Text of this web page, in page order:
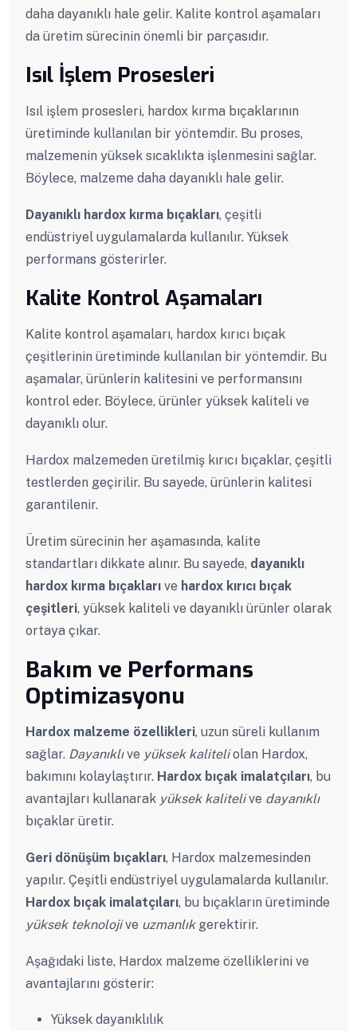
daha dayanıklı hale gelir. Kalite kontrol aşamaları
da üretim sürecinin önemli bir parçasıdır.
Isıl İşlem Prosesleri
Isıl işlem prosesleri, hardox kırma bıçaklarının
üretiminde kullanılan bir yöntemdir. Bu proses,
malzemenin yüksek sıcaklıkta işlenmesini sağlar.
Böylece, malzeme daha dayanıklı hale gelir.
Dayanıklı hardox kırma bıçakları, çeşitli
endüstriyel uygulamalarda kullanılır. Yüksek
performans gösterirler.
Kalite Kontrol Aşamaları
Kalite kontrol aşamaları, hardox kırıcı bıçak
çeşitlerinin üretiminde kullanılan bir yöntemdir. Bu
aşamalar, ürünlerin kalitesini ve performansını
kontrol eder. Böylece, ürünler yüksek kaliteli ve
dayanıklı olur.
Hardox malzemeden üretilmiş kırıcı bıçaklar, çeşitli
testlerden geçirilir. Bu sayede, ürünlerin kalitesi
garantilenir.
Üretim sürecinin her aşamasında, kalite
standartları dikkate alınır. Bu sayede, dayanıklı
hardox kırma bıçakları ve hardox kırıcı bıçak
çeşitleri, yüksek kaliteli ve dayanıklı ürünler olarak
ortaya çıkar.
Bakım ve Performans
Optimizasyonu
Hardox malzeme özellikleri, uzun süreli kullanım
sağlar. Dayanıklıve yüksek kaliteliolan Hardox,
bakımını kolaylaştırır. Hardox bıçak imalatçıları, bu
avantajları kullanarak yüksek kalitelive dayanıklı
bıçaklar üretir.
Geri dönüşüm bıçakları, Hardox malzemesinden
yapılır. Çeşitli endüstriyel uygulamalarda kullanılır.
Hardox bıçak imalatçıları, bu bıçakların üretiminde
yüksek teknolojive uzmanlıkgerektirir.
Aşağıdaki liste, Hardox malzeme özelliklerini ve
avantajlarını gösterir:
Yüksek dayanıklılık